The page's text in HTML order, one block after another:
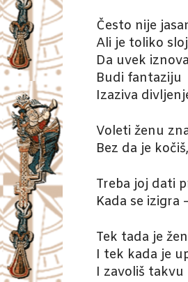
Često nije
Ali je toliko
Da uvek
Budi fantaziju
Izaziva
Voleti ženu
Bez da je
Treba joj dati
Kada se
Tek tada je
I tek kada je
I zavoliš takvu